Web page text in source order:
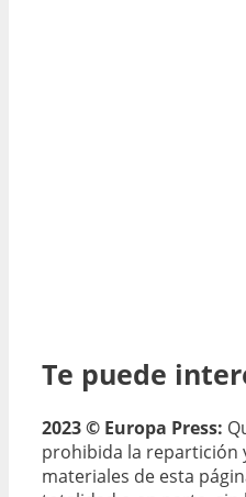
Te puede
2023 © Europa Press:
prohibida la repartición
materiales de esta